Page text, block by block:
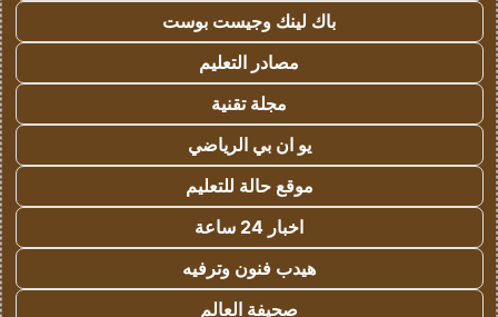
باك لينك وجيست بوست
مصادر التعليم
مجلة تقنية
يو ان بي الرياضي
موقع حالة للتعليم
اخبار 24 ساعة
هيدب فنون وترفيه
صحيفة العالم